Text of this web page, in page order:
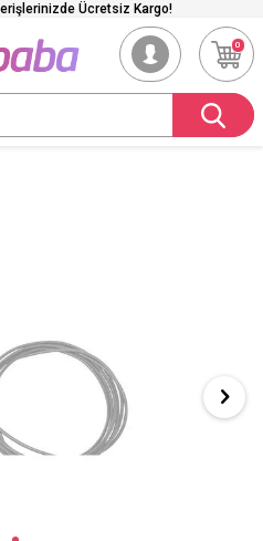
Ücretsiz Kargo!
0